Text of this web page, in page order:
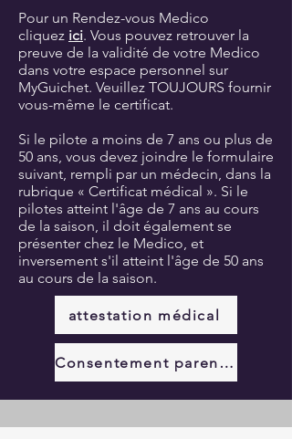
Pour un Rendez-vous Medico
cliquez ici. Vous pouvez retrouver la
preuve de la validité de votre Medico
dans votre espace personnel sur
MyGuichet. Veuillez TOUJOURS fournir
vous-même le certificat.
Si le pilote a moins de 7 ans ou plus de
50 ans, vous devez joindre le formulaire
suivant, rempli par un médecin, dans la
rubrique « Certificat médical ». Si le
pilotes atteint l'âge de 7 ans au cours
de la saison, il doit également se
présenter chez le Medico, et
inversement s'il atteint l'âge de 50 ans
au cours de la saison.
attestation médical
Consentement parental